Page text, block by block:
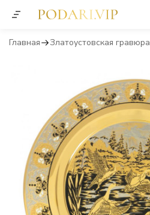
Главная Златоустовская гравюра